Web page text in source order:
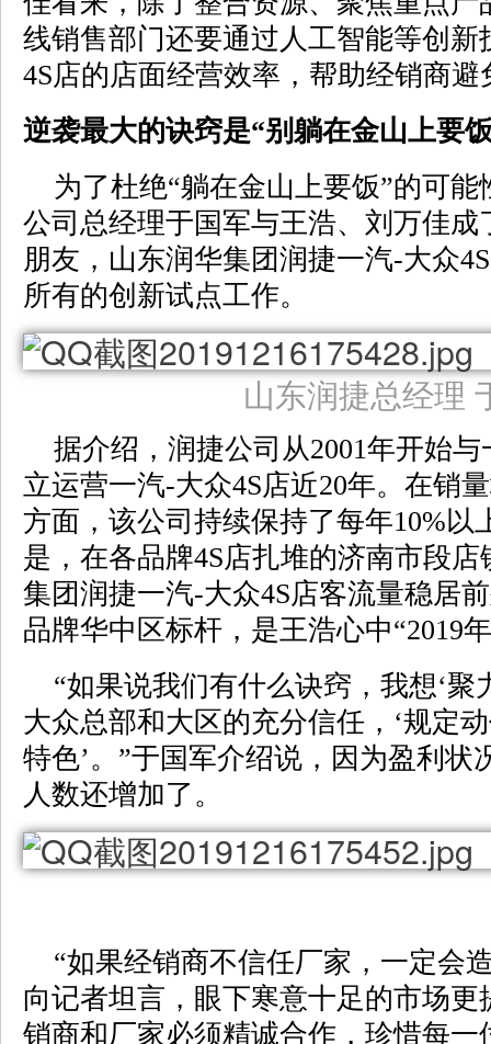
线销售部门还要通过人工智能等创
4S店的店面经营效率，帮助经销商
逆袭最大的诀窍是“别躺在金山上要
为了杜绝“躺在金山上要饭”的可能
公司总经理于国军与王浩、刘万佳成
朋友，山东润华集团润捷一汽-大众
所有的创新试点工作。
山东润捷总经理
据介绍，润捷公司从2001年开始与
立运营一汽-大众4S店近20年。在销
方面，该公司持续保持了每年10%以
是，在各品牌4S店扎堆的济南市段
集团润捷一汽-大众4S店客流量稳居
品牌华中区标杆，是王浩心中“2019
“如果说我们有什么诀窍，我想‘聚
大众总部和大区的充分信任，‘规定
特色’。”于国军介绍说，因为盈利状
人数还增加了。
“如果经销商不信任厂家，一定会
向记者坦言，眼下寒意十足的市场更
销商和厂家必须精诚合作，珍惜每一